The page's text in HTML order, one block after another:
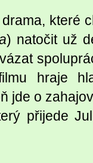
které
) natočit už
hraje
jde o
přijede